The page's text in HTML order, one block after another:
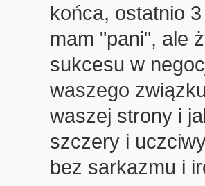
końca, ostatnio
mam "pani", ale
sukcesu w
waszego
waszej strony i
szczery i
bez sarkazmu i